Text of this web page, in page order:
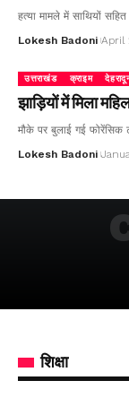
हत्या मामले में साथियों
Lokesh Badoni April
उत्तराखंड क्राइम
झाड़ियों में मिला
मौके पर बुलाई गई
Lokesh Badoni
शिक्षा